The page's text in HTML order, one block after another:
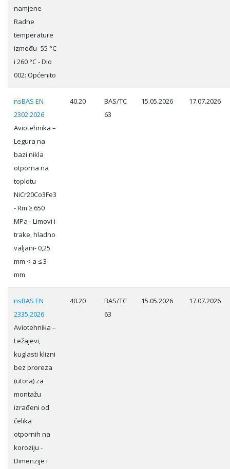
namjene -
Radne
temperature
između -55 °C
i 260 °C - Dio
002: Općenito
nsBAS EN
2302:2026
Aviotehnika –
Legura na
bazi nikla
otporna na
toplotu
NiCr20Co3Fe3
- Rm ≥ 650
MPa - Limovi i
trake, hladno
valjani- 0,25
mm < a ≤ 3
mm
40.20
BAS/TC
63
15.05.2026 17.07.2026
nsBAS EN
2335:2026
Aviotehnika –
Ležajevi,
kuglasti klizni
bez proreza
(utora) za
montažu
izrađeni od
čelika
otpornih na
koroziju -
Dimenzije i
40.20
BAS/TC
63
15.05.2026 17.07.2026